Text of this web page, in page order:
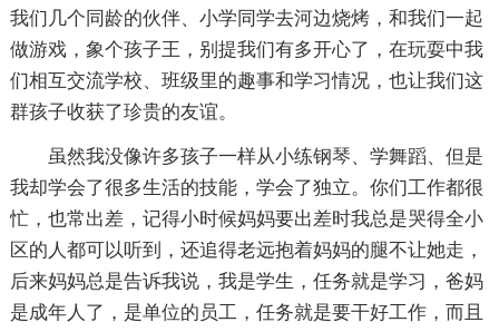
我们几个同龄的伙伴、小学同学去河边烧烤，和我们一起
做游戏，象个孩子王，别提我们有多开心了，在玩耍中我
们相互交流学校、班级里的趣事和学习情况，也让我们这
群孩子收获了珍贵的友谊。
虽然我没像许多孩子一样从小练钢琴、学舞蹈、但是
我却学会了很多生活的技能，学会了独立。你们工作都很
忙，也常出差，记得小时候妈妈要出差时我总是哭得全小
区的人都可以听到，还追得老远抱着妈妈的腿不让她走，
后来妈妈总是告诉我说，我是学生，任务就是学习，爸妈
是成年人了，是单位的员工，任务就是要干好工作，而且